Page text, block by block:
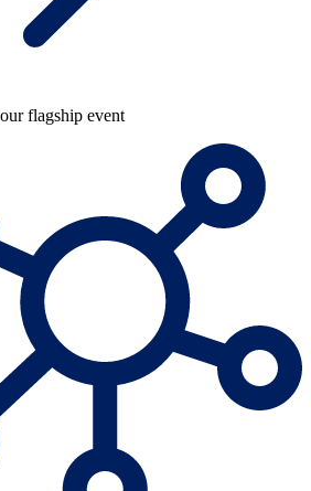
flagship event